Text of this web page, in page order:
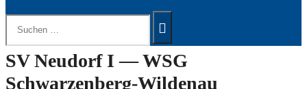
Suchen
nach:
SV Neudorf I — WSG
Schwarzenberg-Wildenau